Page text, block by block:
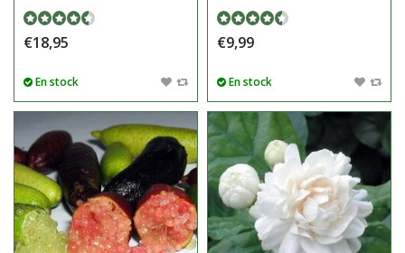
€18,95
En stock
€9,99
En stock